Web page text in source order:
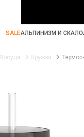
SALEАЛЬПИНИЗМ И
Посуда Кружки